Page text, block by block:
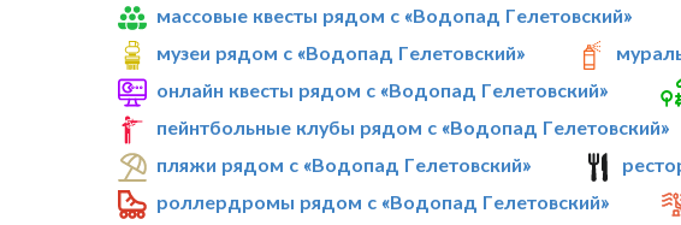
массовые квесты рядом с «Водопад Гелетовский»
музеи рядом с «Водопад Гелетовский»
онлайн квесты рядом с «Водопад Гелетовский»
пейнтбольные клубы рядом с «Водопад Гелетовский»
пляжи рядом с «Водопад Гелетовский»
роллердромы рядом с «Водопад Гелетовский»